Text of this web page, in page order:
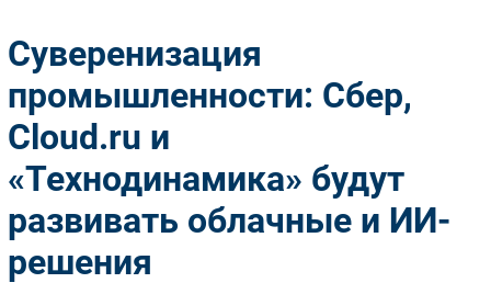
Импорто­замещение
Автоматизация Промышленности
Интернет
Фиксированная связь
Интеграция
Рынок ПК
Суверенизация
промышленности: Сбер,
Cloud.ru и
«Технодинамика» будут
развивать облачные и ИИ-
решения